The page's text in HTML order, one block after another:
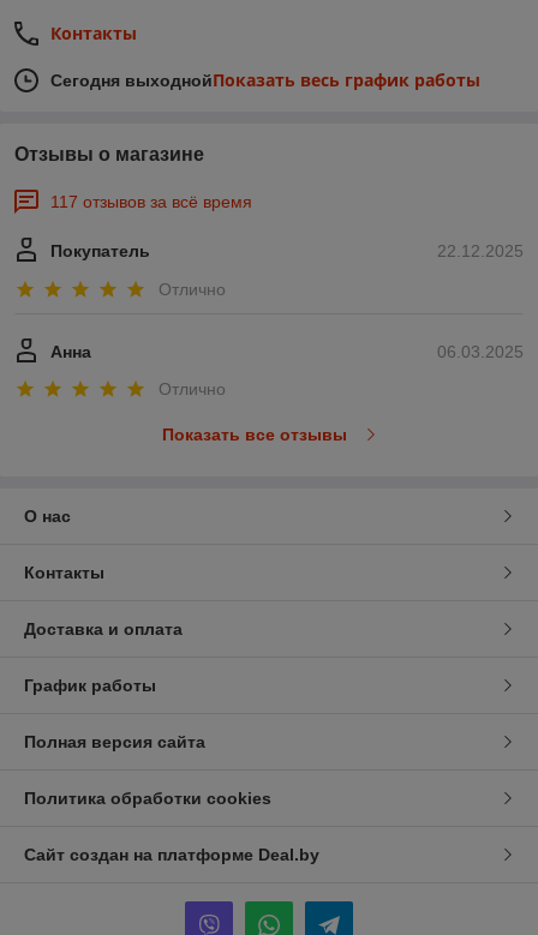
Контакты
Сегодня выходнойПоказать весь график работы
Отзывы о магазине
117 отзывов за всё время
22.12.2025
Покупатель
Отлично
06.03.2025
Анна
Отлично
Показать все отзывы
О нас
Контакты
Доставка и оплата
График работы
Полная версия сайта
Политика обработки cookies
Сайт создан на платформе Deal.by